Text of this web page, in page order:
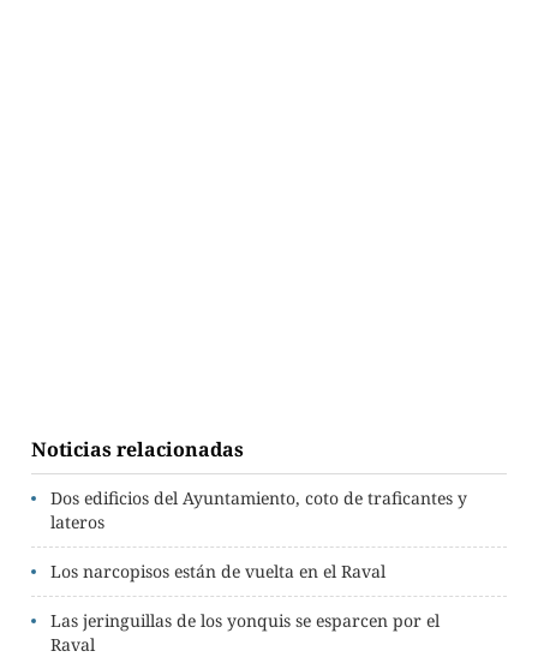
Noticias relacionadas
Dos edificios del Ayuntamiento, coto de traficantes y
lateros
Los narcopisos están de vuelta en el Raval
Las jeringuillas de los yonquis se esparcen por el
Raval